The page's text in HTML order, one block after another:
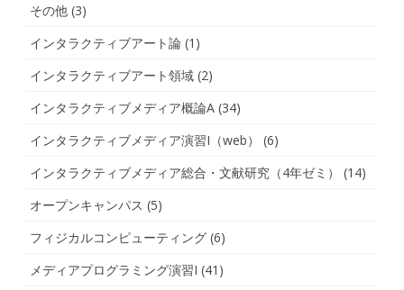
その他 (3)
インタラクティブアート論 (1)
インタラクティブアート領域 (2)
インタラクティブメディア概論A (34)
インタラクティブメディア演習I（web）
(6)
インタラクティブメディア総合・文献研究（4年ゼミ）
(14)
オープンキャンパス (5)
フィジカルコンピューティング (6)
メディアプログラミング演習I (41)